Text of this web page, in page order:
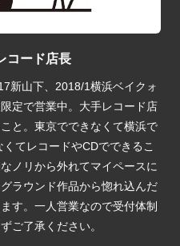
コード店長
新山下、2018/1横浜ベイクォ
定で営業中。大手レコード店
と。東京でできなくて横浜で
てレコードやCDでできるこ
ノリから外れてマイペースに
ラウンド作品から惚れ込んだ
す。一人営業なので受付体制
ご了承ください。